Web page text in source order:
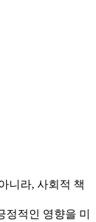
니라, 사회적 책
적인 영향을 미